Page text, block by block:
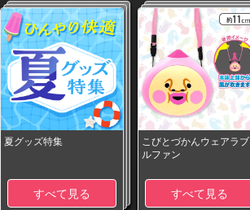
夏グッズ特集
すべて見る
こびとづかんウェアラブ
ルファン
すべて見る